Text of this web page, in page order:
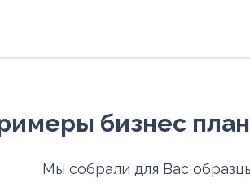
бизнес
Мы собрали для Вас